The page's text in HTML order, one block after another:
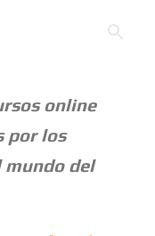
online
por los
mundo del